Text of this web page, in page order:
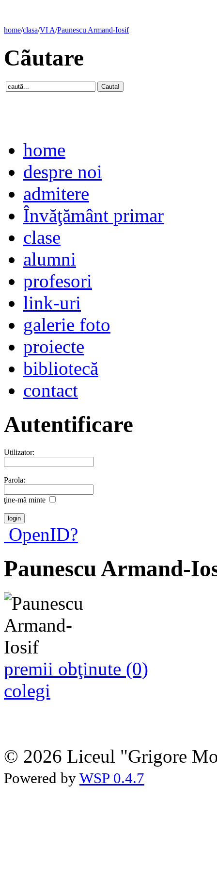
home/clasa/VI A/Paunescu Armand-Iosif
Cãutare
home
despre noi
admitere
Învăţământ primar
clase
alumni
profesori
link-uri
galerie foto
proiecte
bibliotecă
contact
Autentificare
Utilizator:
Parola:
ţine-mã minte
OpenID?
Paunescu Armand-
premii obţinute (0)
colegi
© 2026 Liceul "Grigore
Powered by WSP 0.4.7